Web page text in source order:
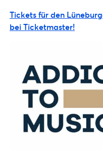
Tickets für den
bei Ticketmaster!